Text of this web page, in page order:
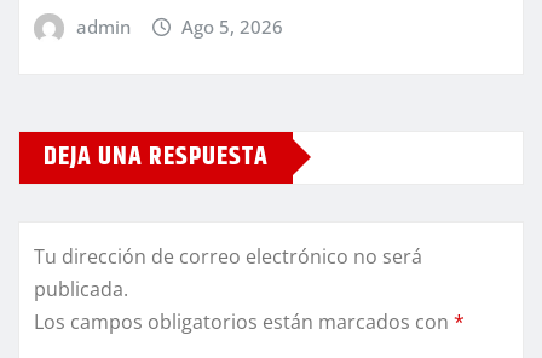
admin Ago 5, 2026
DEJA UNA RESPUESTA
Tu dirección de correo electrónico no será
publicada.
Los campos obligatorios están marcados con *